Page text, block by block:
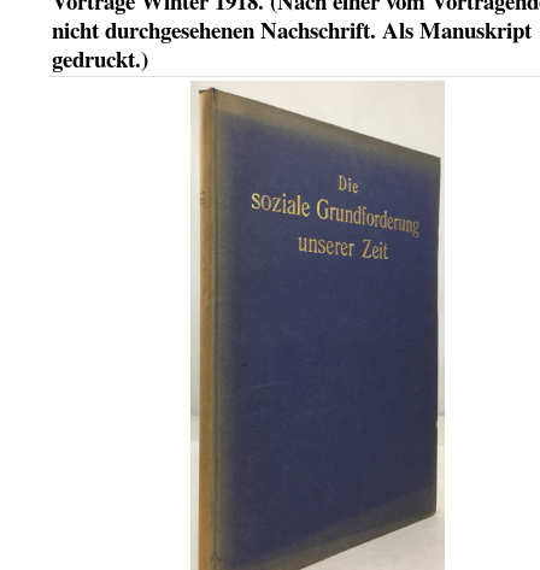
nicht durchgesehenen Nachschrift. Als Manuskript
gedruckt.)